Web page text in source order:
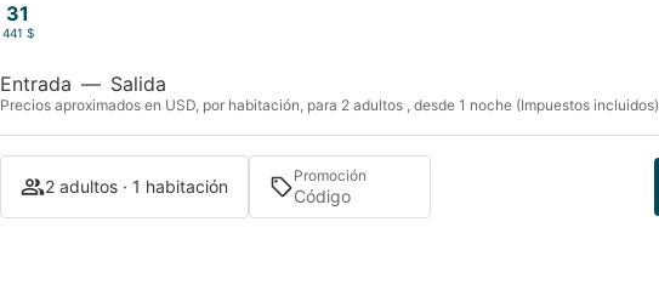
31
441 $
Entrada — Salida
Precios aproximados en USD, por habitación, para 2 adultos , desde 1 noche (Impuestos incluidos)
2 adultos · 1 habitación Promoción